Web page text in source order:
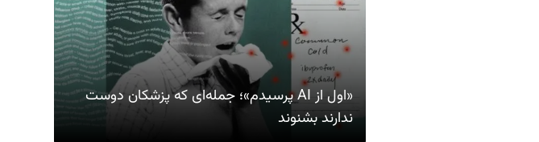
«اول از AI پرسیدم»؛ جمله‌ای که پزشکان دوست
ندارند بشنوند